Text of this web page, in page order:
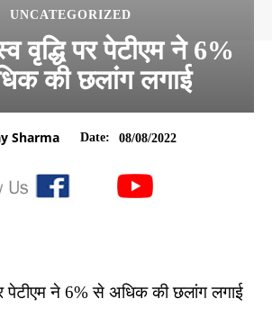
UNCATEGORIZED
वृद्धि पर पेटीएम ने 6%
की छलांग लगाई
Sharma Date: 08/08/2022
पेटीएम ने 6% से अधिक की छलांग लगाई